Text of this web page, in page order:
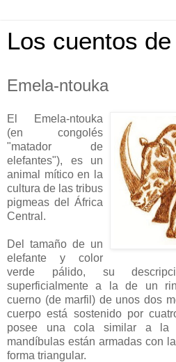
Los cuentos
Emela-ntouka
El Emela-ntouka
(en congolés
"matador de
elefantes"), es un
animal mítico en la
cultura de las tribus
pigmeas del África
Central.
Del tamaño de un
elefante y color
verde pálido, su
superficialmente a la de un
cuerno (de marfil) de unos dos
cuerpo está sostenido por
posee una cola similar a la
mandíbulas están armadas con
forma triangular.